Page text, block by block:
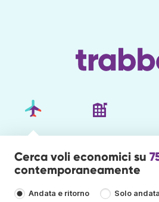
Cerca voli economici su
contemporaneamente
Andata e ritorno
Solo andata